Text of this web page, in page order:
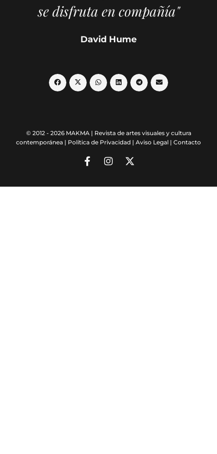
se disfruta en compañía"
David Hume
© 2012 - 2026 MAKMA | Revista de artes visuales y cultura
contemporánea | Política de Privacidad | Aviso Legal | Contacto